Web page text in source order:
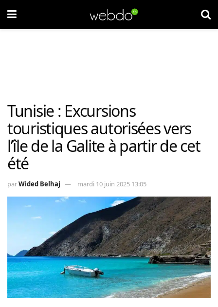
Tunisie : Excursions
touristiques autorisées vers
l’île de la Galite à partir de cet
été
parWided Belhaj mardi 10 juin 2025 13:05